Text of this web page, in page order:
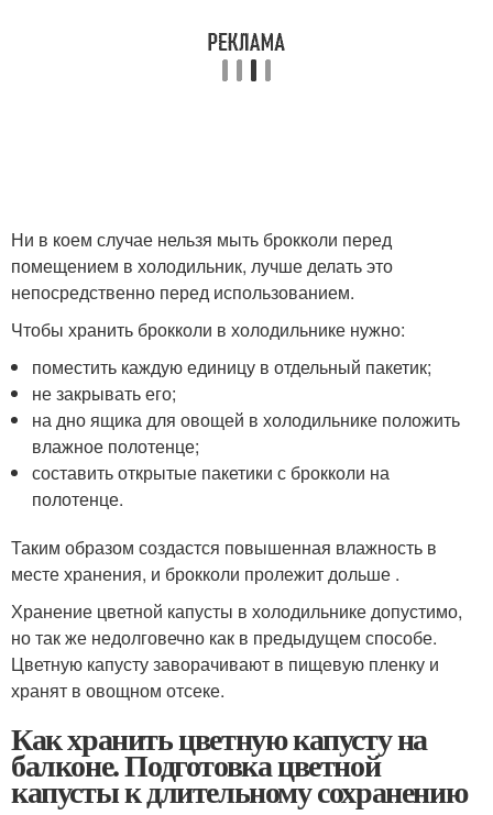
Ни в коем случае нельзя мыть брокколи перед
помещением в холодильник, лучше делать это
непосредственно перед использованием.
Чтобы хранить брокколи в холодильнике нужно:
поместить каждую единицу в отдельный пакетик;
не закрывать его;
на дно ящика для овощей в холодильнике положить
влажное полотенце;
составить открытые пакетики с брокколи на
полотенце.
Таким образом создастся повышенная влажность в
месте хранения, и брокколи пролежит дольше .
Хранение цветной капусты в холодильнике допустимо,
но так же недолговечно как в предыдущем способе.
Цветную капусту заворачивают в пищевую пленку и
хранят в овощном отсеке.
Как хранить цветную капусту на
балконе. Подготовка цветной
капусты к длительному сохранению